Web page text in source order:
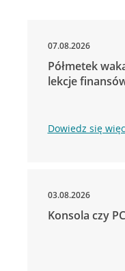
07.08.2026
Półmetek
lekcje
Dowiedz się
03.08.2026
Konsola czy